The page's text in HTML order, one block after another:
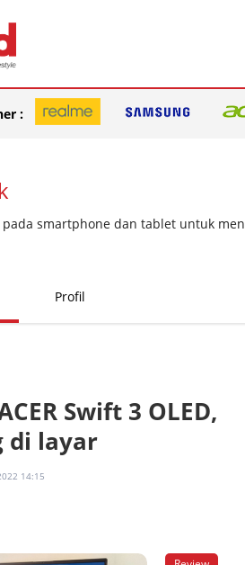
:
smartphone dan tablet untuk
Profil
Swift 3 OLED,
di layar
14:15